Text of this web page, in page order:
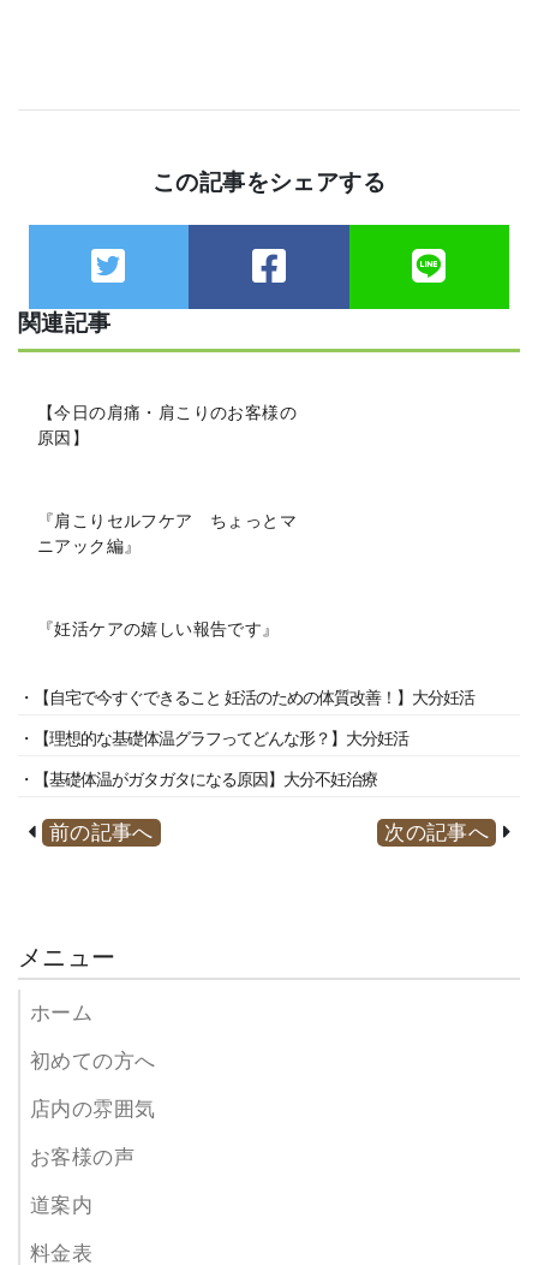
この記事をシェアする
関連記事
【今日の肩痛・肩こりのお客様の
原因】
『肩こりセルフケア ちょっとマ
ニアック編』
『妊活ケアの嬉しい報告です』
・【自宅で今すぐできること 妊活のための体質改善！】大分妊活
・【理想的な基礎体温グラフってどんな形？】大分妊活
・【基礎体温がガタガタになる原因】大分不妊治療
前の記事へ 次の記事へ
メニュー
ホーム
初めての方へ
店内の雰囲気
お客様の声
道案内
料金表